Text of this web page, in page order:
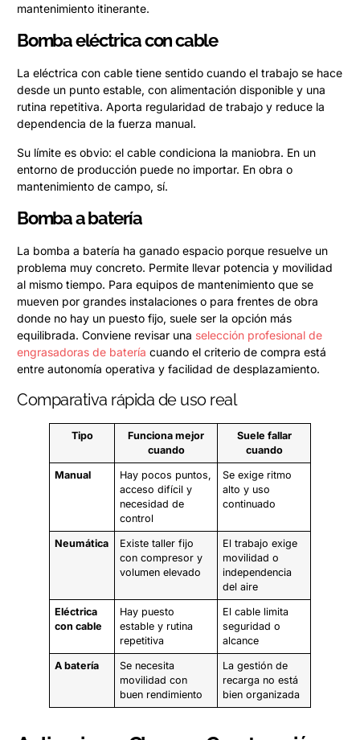
mantenimiento itinerante.
Bomba eléctrica con cable
La eléctrica con cable tiene sentido cuando el trabajo se hace
desde un punto estable, con alimentación disponible y una
rutina repetitiva. Aporta regularidad de trabajo y reduce la
dependencia de la fuerza manual.
Su límite es obvio: el cable condiciona la maniobra. En un
entorno de producción puede no importar. En obra o
mantenimiento de campo, sí.
Bomba a batería
La bomba a batería ha ganado espacio porque resuelve un
problema muy concreto. Permite llevar potencia y movilidad
al mismo tiempo. Para equipos de mantenimiento que se
mueven por grandes instalaciones o para frentes de obra
donde no hay un puesto fijo, suele ser la opción más
equilibrada. Conviene revisar una selección profesional de
engrasadoras de batería cuando el criterio de compra está
entre autonomía operativa y facilidad de desplazamiento.
Comparativa rápida de uso real
Tipo
Funciona mejor
cuando
Suele fallar
cuando
Manual
Hay pocos puntos,
acceso difícil y
necesidad de
control
Se exige ritmo
alto y uso
continuado
Neumática
Existe taller fijo
con compresor y
volumen elevado
El trabajo exige
movilidad o
independencia
del aire
Eléctrica
con cable
Hay puesto
estable y rutina
repetitiva
El cable limita
seguridad o
alcance
A batería
Se necesita
movilidad con
buen rendimiento
La gestión de
recarga no está
bien organizada